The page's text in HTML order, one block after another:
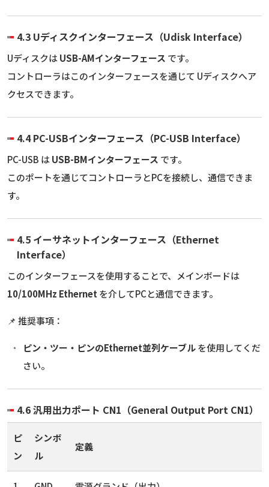
4.3 Uディスクインターフェース（Udisk Interface）
UディスクはUSB-AMインターフェース です。
コントローラはこのインターフェースを通じて Uディスクへア
クセスできます。
4.4 PC-USBインターフェース（PC-USB Interface）
PC-USB はUSB-BMインターフェース です。
このポートを通じてコントローラとPCを接続し、通信できま
す。
4.5 イーサネットインターフェース（Ethernet
Interface）
このインターフェースを使用することで、メインボードは
10/100MHz Ethernet を介してPCと通信できます。
📌 推奨事項：
ピン・ツー・ピンのEthernet並列ケーブルを使用してくだ
さい。
4.6 汎用出力ポート CN1（General Output Port CN1）
ピ
ン
シンボ
ル
定義